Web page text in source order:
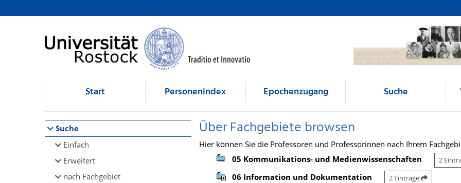
Browsen
direkt zum Inhalt
Start Personenindex Epochenzugang Suche
Suche
Einfach
Erweitert
nach Fachgebiet
Über Fachgebiete browsen
Hier können Sie die Professoren und Professorinnen nach Ihrem
05 Kommunikations- und Medienwissenschaften
2
06 Information und Dokumentation 2 Einträge